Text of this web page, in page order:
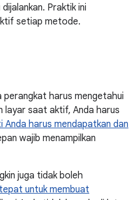
Praktik ini
setiap metode.
perangkat harus mengetahui
layar saat aktif, Anda harus
harus mendapatkan dan
wajib menampilkan
juga tidak boleh
untuk membuat